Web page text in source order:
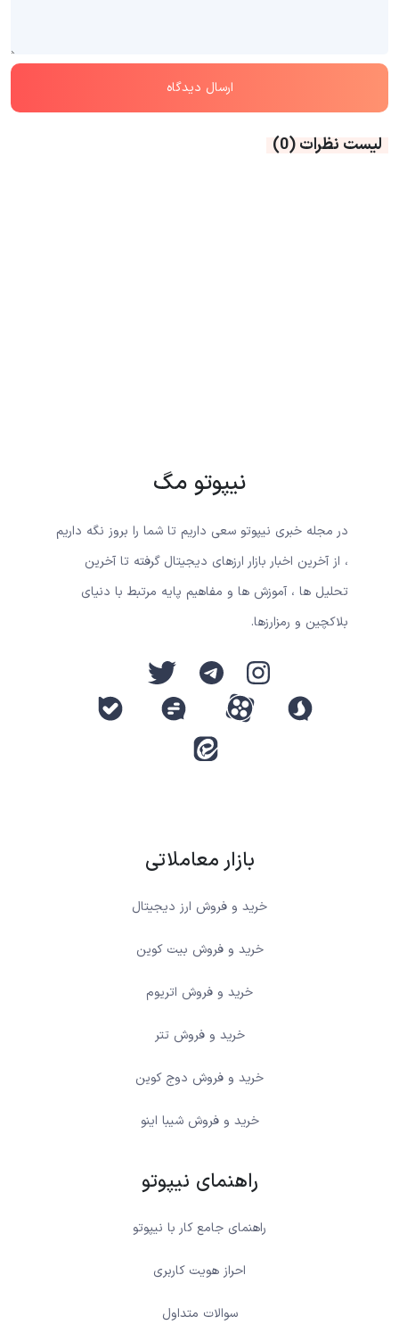
لیست نظرات(0)
نیپوتو مگ
در مجله خبری نیپوتو سعی داریم تا شما را بروز نگه داریم
، از آخرین اخبار بازار ارزهای دیجیتال گرفته تا آخرین
تحلیل ها ، آموزش ها و مفاهیم پایه مرتبط با دنیای
بلاکچین و رمزارزها.
بازار معاملاتی
خرید و فروش ارز دیجیتال
خرید و فروش بیت کوین
خرید و فروش اتریوم
خرید و فروش تتر
خرید و فروش دوج کوین
خرید و فروش شیبا اینو
راهنمای نیپوتو
راهنمای جامع کار با نیپوتو
احراز هویت کاربری
سوالات متداول